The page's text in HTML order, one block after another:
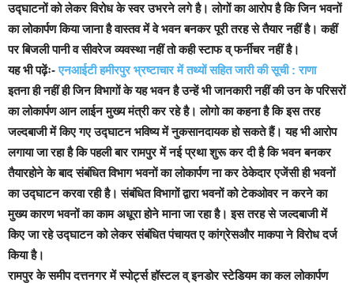
उद्घाटनों को लेकर विरोध के स्वर उभरने लगे है। लोगों का आरोप है कि जिन भवनों
का लोकार्पण किया जाना है वास्तव में वे भवन बनकर पूरी तरह से तैयार नहीं है। कहीं
पर बिजली पानी व सीवरेज व्यवस्था नहीं तो कही स्टाफ व् फर्नीचर नहीं है।
यह भी पढ़ेंः-एनआईटी हमीरपुर भ्रष्टाचार में तथ्यों सहित जारी की सूची : राणा
इतना ही नहीं ही जिन विभागों के यह भवन है उन्हें भी जानकारी नहीं की उन के परिसरों
का लोकार्पण आन लाईन मुख्य मंत्री कर रहे है। लोगो का कहना है कि इस तरह
जल्दबाजी में किए गए उद्घाटन भविष्य में नुकसानदायक हो सकते हैं। यह भी आरोप
लगाया जा रहा है कि पहली बार रामपुर में नई प्रथा शुरू कर दी है कि भवन बनकर
तैयारहोने के बाद संबंधित विभाग भवनों का लोकार्पण ना कर ठेकेदार एजेंसी ही भवनों
का उद्घाटन करवा रही है। संबंधित विभागों द्वारा भवनों को टेकओवर न करने का
मुख्य कारण भवनों का काम अधूरा होने माना जा रहा है। इस तरह से जल्दबाजी में
किए जा रहे उद्घाटन को लेकर संबंधित पंचायत ए कांग्रेसऔर माकपा ने विरोध दर्ज
किया है।
रामपुर के समीप दत्तनगर में स्पोर्ट्स हॉस्टल व् इनडोर स्टेडियम का कल लोकार्पण